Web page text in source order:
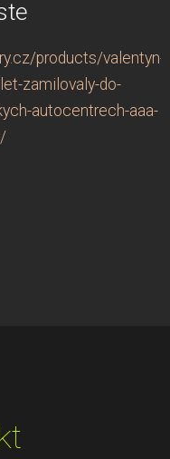
products/valentyn-
zamilovaly-do-
autocentrech-aaa-